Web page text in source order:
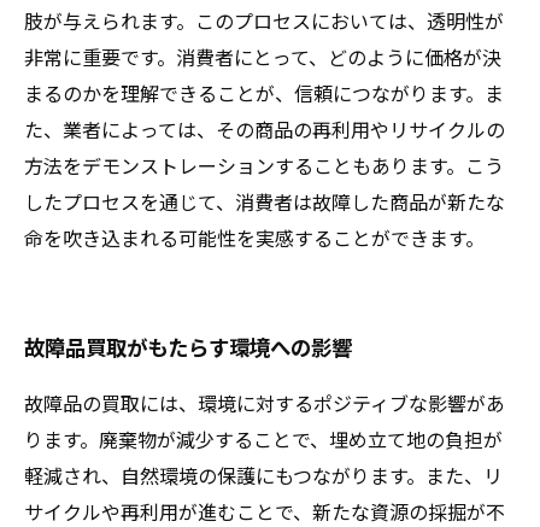
肢が与えられます。このプロセスにおいては、透明性が
非常に重要です。消費者にとって、どのように価格が決
まるのかを理解できることが、信頼につながります。ま
た、業者によっては、その商品の再利用やリサイクルの
方法をデモンストレーションすることもあります。こう
したプロセスを通じて、消費者は故障した商品が新たな
命を吹き込まれる可能性を実感することができます。
故障品買取がもたらす環境への影響
故障品の買取には、環境に対するポジティブな影響があ
ります。廃棄物が減少することで、埋め立て地の負担が
軽減され、自然環境の保護にもつながります。また、リ
サイクルや再利用が進むことで、新たな資源の採掘が不